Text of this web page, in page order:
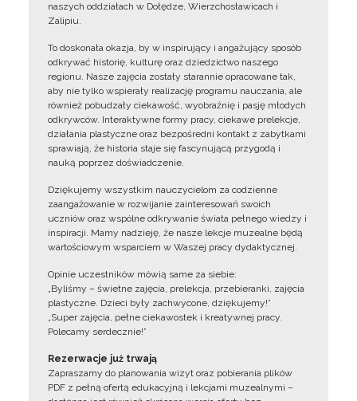
naszych oddziałach w Dołędze, Wierzchosławicach i
Zalipiu.
To doskonała okazja, by w inspirujący i angażujący sposób
odkrywać historię, kulturę oraz dziedzictwo naszego
regionu. Nasze zajęcia zostały starannie opracowane tak,
aby nie tylko wspierały realizację programu nauczania, ale
również pobudzały ciekawość, wyobraźnię i pasję młodych
odkrywców. Interaktywne formy pracy, ciekawe prelekcje,
działania plastyczne oraz bezpośredni kontakt z zabytkami
sprawiają, że historia staje się fascynującą przygodą i
nauką poprzez doświadczenie.
Dziękujemy wszystkim nauczycielom za codzienne
zaangażowanie w rozwijanie zainteresowań swoich
uczniów oraz wspólne odkrywanie świata pełnego wiedzy i
inspiracji. Mamy nadzieję, że nasze lekcje muzealne będą
wartościowym wsparciem w Waszej pracy dydaktycznej.
Opinie uczestników mówią same za siebie:
„Byliśmy – świetne zajęcia, prelekcja, przebieranki, zajęcia
plastyczne. Dzieci były zachwycone, dziękujemy!”
„Super zajęcia, pełne ciekawostek i kreatywnej pracy.
Polecamy serdecznie!”
Rezerwacje już trwają
Zapraszamy do planowania wizyt oraz pobierania plików
PDF z pełną ofertą edukacyjną i lekcjami muzealnymi –